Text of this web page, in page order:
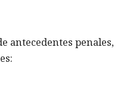
antecedentes penales,